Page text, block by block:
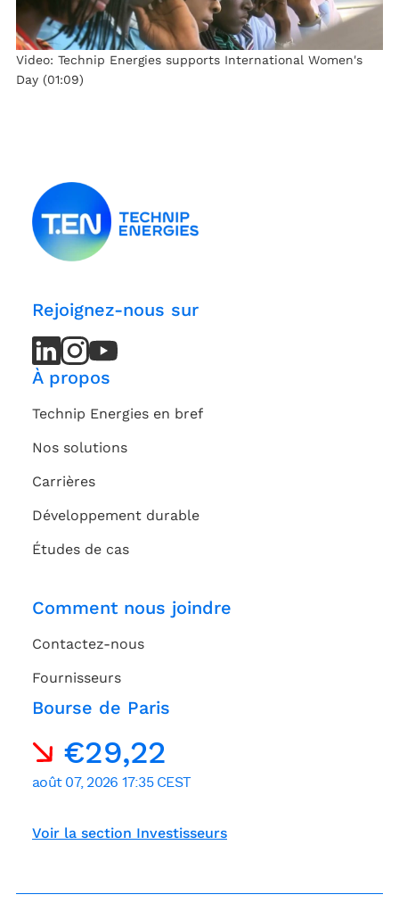
Video: Technip Energies supports International Women's
Day (01:09)
Rejoignez-nous sur
LinkedIn
LinkedIn
Instagram
Instagram
Youtube
Channel
À propos
Technip Energies en bref
Nos solutions
Carrières
Développement durable
Études de cas
Comment nous joindre
Contactez-nous
Fournisseurs
Bourse de Paris
Voir la section Investisseurs